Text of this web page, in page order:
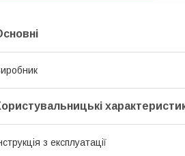
з експлуатації